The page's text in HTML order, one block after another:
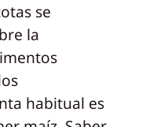
se
la
habitual es